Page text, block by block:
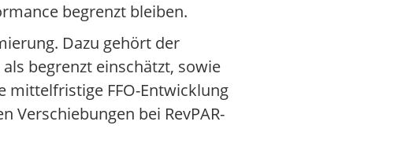
begrenzt bleiben.
Dazu gehört der
begrenzt einschätzt, sowie
mittelfristige FFO-Entwicklung
bei RevPAR-